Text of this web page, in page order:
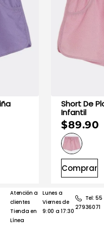
Short De Playa
Infantil
$89.90
Comprar
Atención a
clientes
Tienda en
Línea
Lunes a
Viernes de
9:00 a 17:30
Tel: 55
27936071